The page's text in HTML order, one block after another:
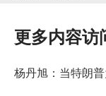
更多内容访
杨丹旭：当特朗